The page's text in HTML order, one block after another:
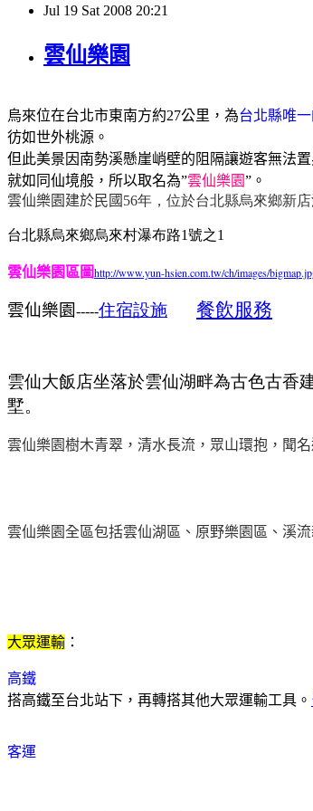
Jul 19 Sat 2008 20:21
雲仙樂園
烏來位在台北市東南方約27公里 ，為台北縣唯
彷如世外桃源。
但此美景因南勢溪懸崖峭壁的阻隔讓遊客無法
就如同仙境般，所以取名為”雲仙樂園” 。
雲仙樂園建於民國 56年，位於台北縣烏來鄉新
台北縣烏來鄉烏來村瀑布路1號之1
雲仙樂園區圖http://www.yun-hsien.com.tw/ch/images/
雲仙樂園-----住宿設施 餐飲服務
雲仙大飯店坐落於雲仙湖畔為古色古香
墅。
雲仙樂園樹木青翠，清水長流，眾山環抱，聞
雲仙樂園全區包括雲仙湖區、原野樂園區、溪
大眾運輸 ：
高鐵
搭高鐵至台北站下，再轉搭其他大眾運輸工具。
客運